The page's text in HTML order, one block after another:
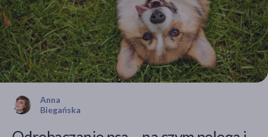
Hit
Hit
Hit
Anna
Biegańska